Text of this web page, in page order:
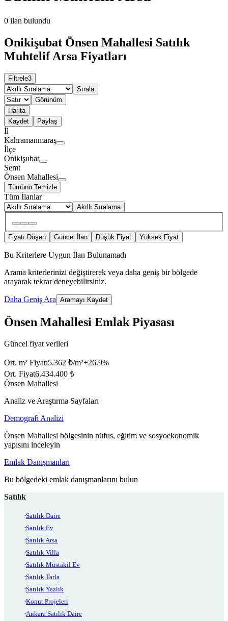
0 ilan bulundu
Onikişubat Önsen Mahallesi Satılık
Muhtelif Arsa Fiyatları
Filtrele3
Sırala
Görünüm
Harita
Kaydet
Paylaş
İl
Kahramanmaraş
İlçe
Onikişubat
Semt
Önsen Mahallesi
Tümünü Temizle
Tüm İlanlar
Akıllı Sıralama
Fiyatı Düşen Güncel İlan Düşük Fiyat Yüksek Fiyat
Bu Kriterlere Uygun İlan Bulunamadı
Arama kriterlerinizi değiştirerek veya daha geniş bir bölgede
arayarak tekrar deneyebilirsiniz.
Daha Geniş Ara Aramayı Kaydet
Önsen Mahallesi Emlak Piyasası
Güncel fiyat verileri
Ort. m² Fiyatı5.362 ₺/m²+26.9%
Ort. Fiyat6.434.400 ₺
Önsen Mahallesi
Analiz ve Araştırma Sayfaları
Demografi Analizi
Önsen Mahallesi bölgesinin nüfus, eğitim ve sosyoekonomik
yapısını inceleyin
Emlak Danışmanları
Bu bölgedeki emlak danışmanlarını bulun
Satılık
Satılık Daire
Satılık Ev
Satılık Arsa
Satılık Villa
Satılık Müstakil Ev
Satılık Tarla
Satılık Yazlık
Konut Projeleri
Ankara Satılık Daire